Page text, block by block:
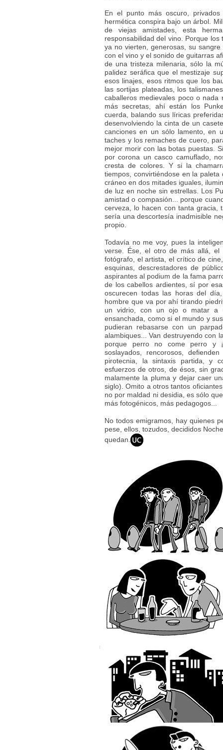
En el punto más oscuro,
hermética conspira bajo un árbol.
de viejas amistades, esta
responsabilidad del vino. Porque
ya no vierten, generosas, su
con el vino y el sonido de guitarras
de una tristeza milenaria, sólo la
palidez seráfica que el mestizaje
esos linajes, esos ritmos que los
las sortijas plateadas, los
caballeros medievales poco o
más secretas, ahí están los
cuerda, balando sus líricas
desenvolviendo la cinta de un
canciones en un sólo lamento, en
taches y los remaches de cuero,
mejor morir con las botas puestas.
por corona un casco camuflado,
cresta de colores. Y si la
tiempos, convirtiéndose en la
cráneo en dos mitades iguales,
de luz en noche sin estrellas. Los
amistad o compasión... porque
cerveza, lo hacen con tanta gracia,
sería una descortesía inadmisible
propio.
Todavía no me voy, pues la
verse. Ése, el otro de más allá, el
fotógrafo, el artista, el crítico de
esquinas, descrestadores de
aspirantes al podium de la fama
de los cabellos ardientes, sí por
oscurecen todas las horas del
hombre que va por ahí tirando
un vidrio, con un ojo o matar a
ensanchada, como si el mundo y
pudieran rebasarse con un
alambiques... Van destruyendo con
porque perro no come perro y
soslayados, rencorosos,
pirotecnia, la sintaxis partida, y
esfuerzos de otros, de ésos, sin
malamente la pluma y dejar caer
siglo). Omito a otros tantos
no por maldad ni desidia, es sólo
más fotogénicos, más pedagogos...
No todos emigramos, hay quienes
pese, ellos, tozudos, decididos
quedan.